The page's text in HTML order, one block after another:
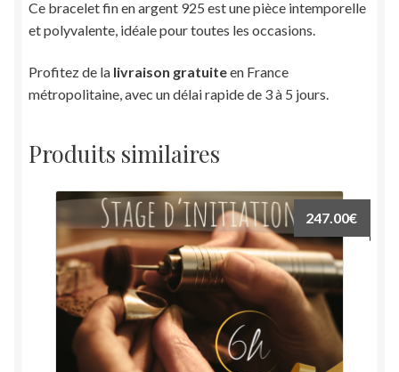
Ce bracelet fin en argent 925 est une pièce intemporelle
et polyvalente, idéale pour toutes les occasions.
Profitez de la livraison gratuiteen France
métropolitaine, avec un délai rapide de 3 à 5 jours.
Produits similaires
247.00€